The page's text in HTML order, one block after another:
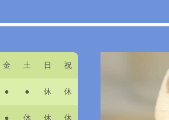
金 土 日 祝
● ● 休 休
● 休 休 休